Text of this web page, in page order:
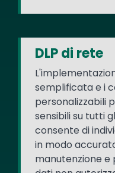
DLP di rete
semplificata e i
personalizzabili
sensibili su tutti
consente di
in modo
manutenzione